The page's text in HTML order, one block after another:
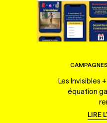
Les Invisibles
équation
LIRE